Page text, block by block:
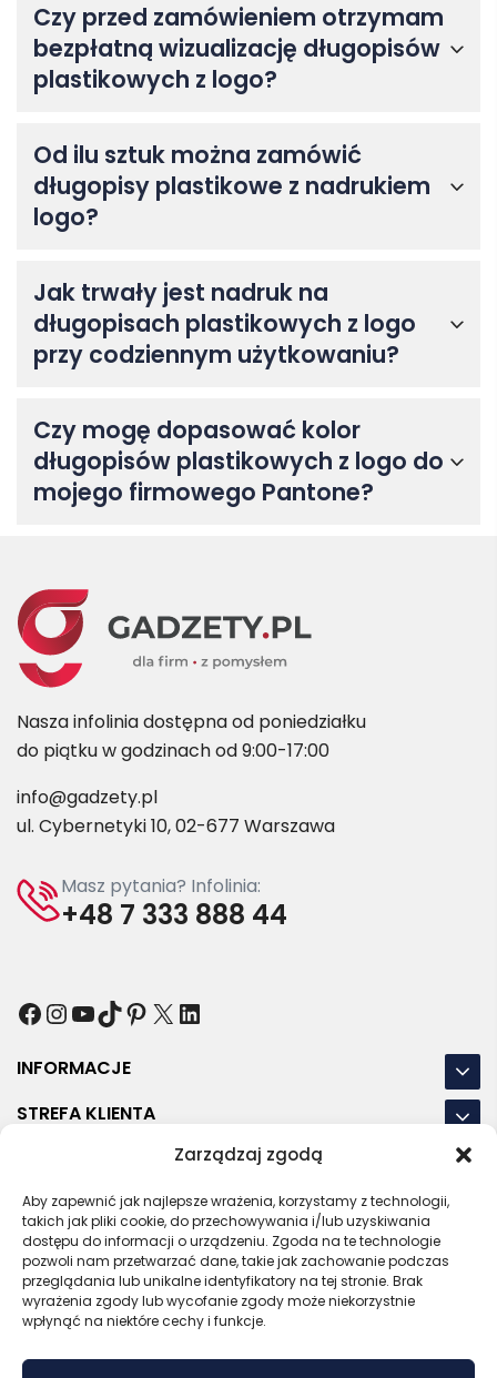
Zarządzaj zgodą
Aby zapewnić jak najlepsze wrażenia, korzystamy z technologii,
takich jak pliki cookie, do przechowywania i/lub uzyskiwania
dostępu do informacji o urządzeniu. Zgoda na te technologie
pozwoli nam przetwarzać dane, takie jak zachowanie podczas
przeglądania lub unikalne identyfikatory na tej stronie. Brak
wyrażenia zgody lub wycofanie zgody może niekorzystnie
wpłynąć na niektóre cechy i funkcje.
Czy przed zamówieniem otrzymam
bezpłatną wizualizację długopisów
plastikowych z logo?
Od ilu sztuk można zamówić
długopisy plastikowe z nadrukiem
logo?
Jak trwały jest nadruk na
długopisach plastikowych z logo
przy codziennym użytkowaniu?
Czy mogę dopasować kolor
długopisów plastikowych z logo do
mojego firmowego Pantone?
Nasza infolinia dostępna od poniedziałku
do piątku w godzinach od 9:00-17:00
info@gadzety.pl
ul. Cybernetyki 10, 02-677 Warszawa
Masz pytania? Infolinia:
+48 7 333 888 44
Facebook
Instagram
YouTube
TikTok
Pinterest
X LinkedIn
INFORMACJE
STREFA KLIENTA
NASZE LOKALIZACJE
OSTATNIE POSTY
RODOREGULAMINPOLITYKA PRYWATNOŚCI